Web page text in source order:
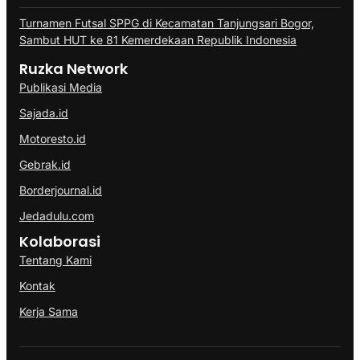
Turnamen Futsal SPPG di Kecamatan Tanjungsari Bogor,
Sambut HUT ke 81 Kemerdekaan Republik Indonesia
Ruzka Network
Publikasi Media
Sajada.id
Motoresto.id
Gebrak.id
Borderjournal.id
Jedadulu.com
Kolaborasi
Tentang Kami
Kontak
Kerja Sama